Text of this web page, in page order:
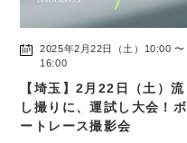
2025年2月22日（土）10:00 〜
16:00
【埼玉】2月22日（土）流
し撮りに、運試し大会！ボ
ートレース撮影会